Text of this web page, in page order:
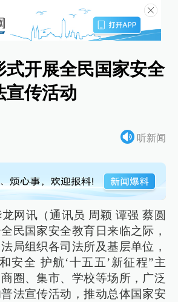
式开展全民国家安全
宣传活动
听新闻
网讯（通讯员 周颖 谭强 蔡圆
民国家安全教育日来临之际，
局组织各司法所及基层单位，
安全 护航‘十五五’新征程”主
圈、集市、学校等场所，广泛
法宣传活动，推动总体国家安